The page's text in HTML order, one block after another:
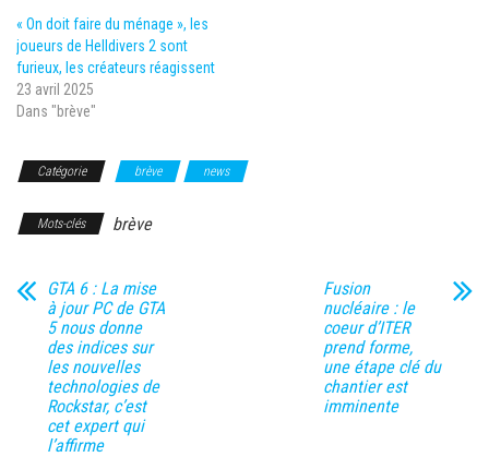
« On doit faire du ménage », les
joueurs de Helldivers 2 sont
furieux, les créateurs réagissent
23 avril 2025
Dans "brève"
Catégorie brève news
Mots-clés brève
GTA 6 : La mise
à jour PC de GTA
5 nous donne
des indices sur
les nouvelles
technologies de
Rockstar, c’est
cet expert qui
l’affirme
Fusion
nucléaire : le
coeur d’ITER
prend forme,
une étape clé du
chantier est
imminente